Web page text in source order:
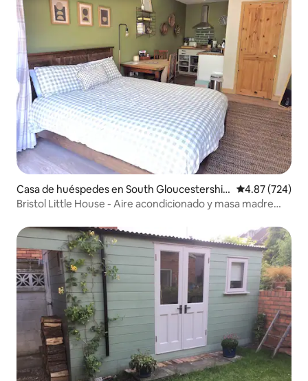
Casa de huéspedes en South Gloucestershir
e
Calificación
4.87 (724)
Bristol Little House - Aire acondicionado y masa madre